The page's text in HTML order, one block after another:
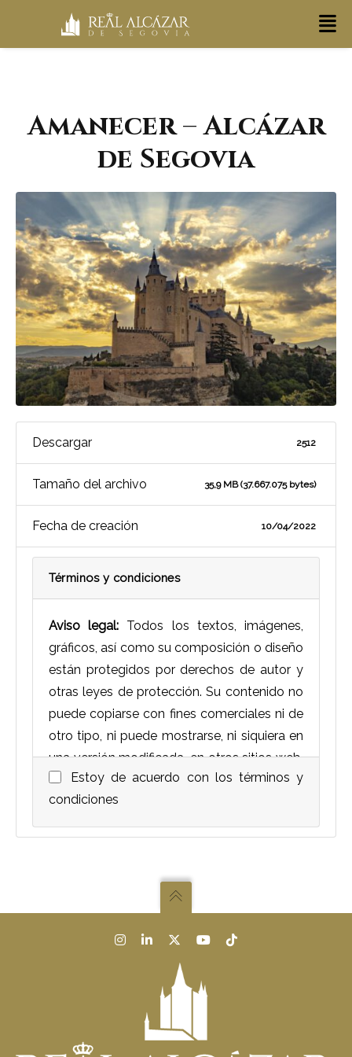
Amanecer – Alcázar
de Segovia
Descargar 2512
Tamaño del archivo 35,9 MB (37.667.075 bytes)
Fecha de creación 10/04/2022
Términos y condiciones
Aviso legal: Todos los textos, imágenes,
gráficos, así como su composición o diseño
están protegidos por derechos de autor y
otras leyes de protección. Su contenido no
puede copiarse con fines comerciales ni de
otro tipo, ni puede mostrarse, ni siquiera en
una versión modificada, en otros sitios web,
sin permiso expreso del Patronato del
Alcázar. En el caso de uso en RR.SS., prensa
u otros medíos deberá citarse su propiedad
Patronato del Alcázar de Segovia. Todos
los derechos reservados
Estoy de acuerdo con los términos y
condiciones